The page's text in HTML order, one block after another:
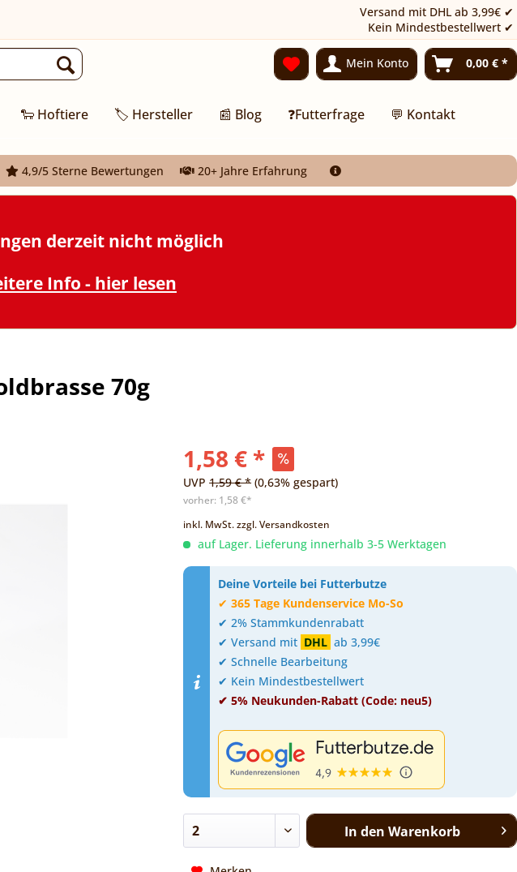
Versand mit DHL ab 3,99€ ✔
Kein Mindestbestellwert ✔
Mein Konto 0,00 € *
🐑 Hoftiere 🏷️ Hersteller 📰 Blog ❓Futterfrage 💬 Kontakt
4,9/5 Sterne Bewertungen 20+ Jahre Erfahrung
derzeit nicht möglich
Info - hier lesen
70g
1,58 € *
UVP1,59 € * (0,63% gespart)
vorher: 1,58 €*
inkl. MwSt.zzgl. Versandkosten
auf Lager. Lieferung innerhalb 3-5 Werktagen
Deine Vorteile bei Futterbutze
✔365 Tage Kundenservice Mo-So
✔ 2% Stammkundenrabatt
✔ Versand mit DHL ab 3,99€
✔ Schnelle Bearbeitung
✔ Kein Mindestbestellwert
✔ 5% Neukunden-Rabatt (Code: neu5)
In den Warenkorb